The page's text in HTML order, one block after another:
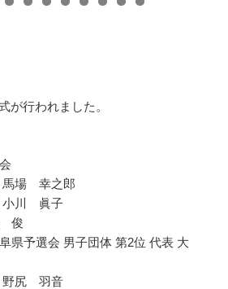
が行われました。
馬場 幸之郎
小川 眞子
俊
県予選会 男子団体 第2位 代表 大
野尻 羽音